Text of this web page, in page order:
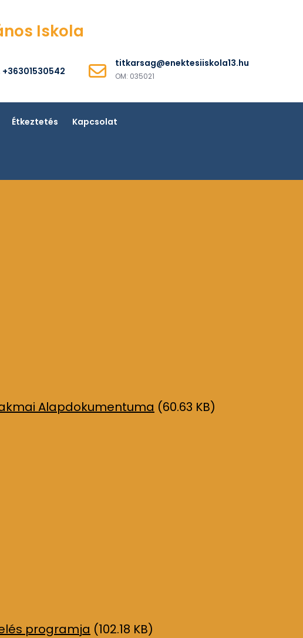
Iskola
titkarsag@enektesiiskola13.hu
OM: 035021
Étkeztetés Kapcsolat
Alapdokumentuma (60.63 KB)
programja (102.18 KB)